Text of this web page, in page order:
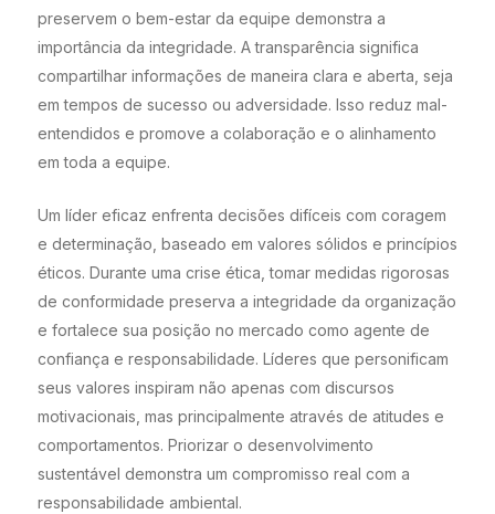
preservem o bem-estar da equipe demonstra a
importância da integridade. A transparência significa
compartilhar informações de maneira clara e aberta, seja
em tempos de sucesso ou adversidade. Isso reduz mal-
entendidos e promove a colaboração e o alinhamento
em toda a equipe.
Um líder eficaz enfrenta decisões difíceis com coragem
e determinação, baseado em valores sólidos e princípios
éticos. Durante uma crise ética, tomar medidas rigorosas
de conformidade preserva a integridade da organização
e fortalece sua posição no mercado como agente de
confiança e responsabilidade. Líderes que personificam
seus valores inspiram não apenas com discursos
motivacionais, mas principalmente através de atitudes e
comportamentos. Priorizar o desenvolvimento
sustentável demonstra um compromisso real com a
responsabilidade ambiental.